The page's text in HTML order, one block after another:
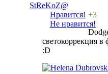
StReKoZ@
Нравится!
Не нравится!
+3
светокоррекция в
:D